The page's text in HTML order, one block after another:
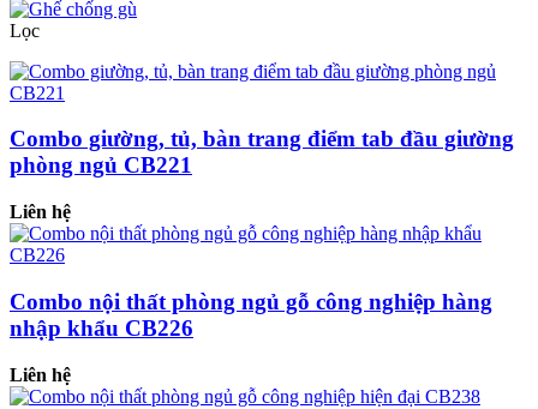
Lọc
Combo giường, tủ, bàn trang điểm tab đầu giường
phòng ngủ CB221
Liên hệ
Combo nội thất phòng ngủ gỗ công nghiệp hàng
nhập khẩu CB226
Liên hệ